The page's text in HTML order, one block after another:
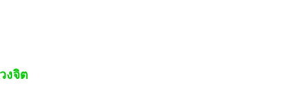
งจิต